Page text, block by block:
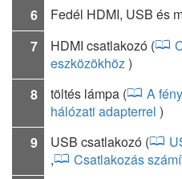
6
Fedél HDMI, USB és
7
HDMI csatlakozó (
eszközökhöz)
8
töltés lámpa (
A
hálózati adapterrel )
9
USB csatlakozó (
,
Csatlakozás